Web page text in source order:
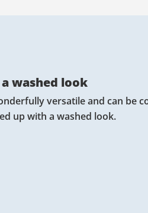
washed look
versatile and can be
up with a washed look.